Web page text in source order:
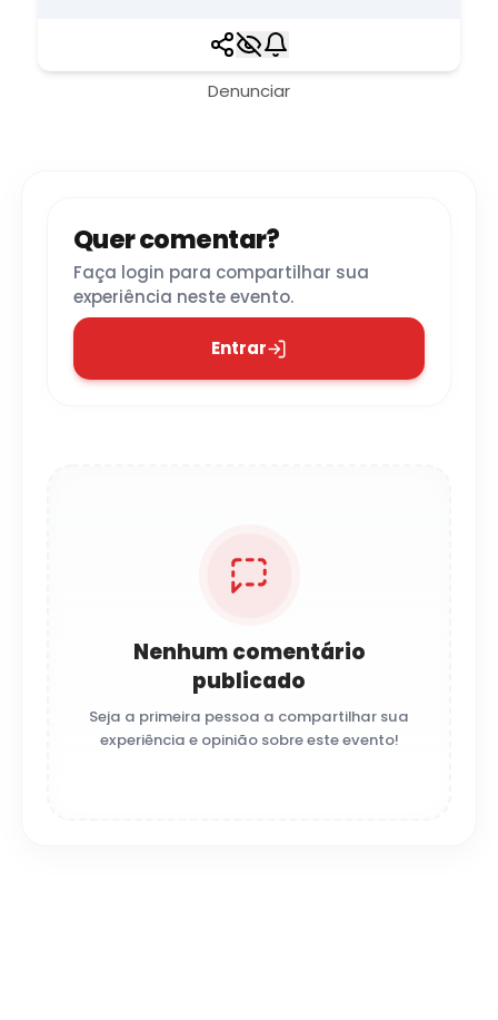
Denunciar
Quer comentar?
Faça login para compartilhar sua
experiência neste evento.
Entrar
Nenhum comentário
publicado
Seja a primeira pessoa a compartilhar sua
experiência e opinião sobre este evento!